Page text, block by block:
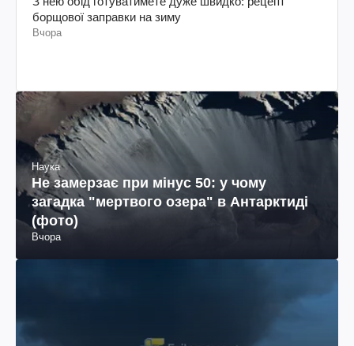
борщової заправки на зиму
Вчора
Наука
Не замерзає при мінус 50: у чому
загадка "мертвого озера" в Антарктиді
(фото)
Вчора